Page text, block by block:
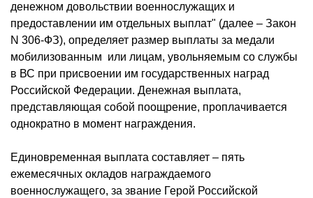
денежном довольствии военнослужащих и
предоставлении им отдельных выплат" (далее – Закон
N 306-ФЗ), определяет размер выплаты за медали
мобилизованным или лицам, увольняемым со службы
в ВС при присвоении им государственных наград
Российской Федерации. Денежная выплата,
представляющая собой поощрение, проплачивается
однократно в момент награждения.
Единовременная выплата составляет – пять
ежемесячных окладов награждаемого
военнослужащего, за звание Герой Российской